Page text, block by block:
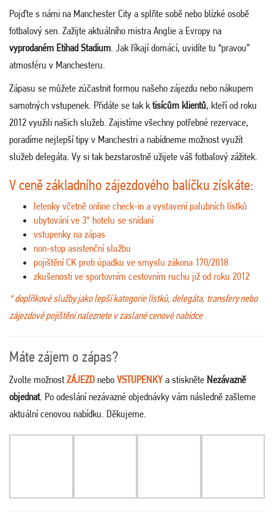
Pojďte s námi na Manchester City a splňte sobě nebo blízké osobě
fotbalový sen. Zažijte aktuálního mistra Anglie a Evropy na
vyprodaném Etihad Stadium. Jak říkají domácí, uvidíte tu “pravou”
atmosféru v Manchesteru.
Zápasu se můžete zúčastnit formou našeho zájezdu nebo nákupem
samotných vstupenek. Přidáte se tak ktisícům klientů, kteří od roku
2012 využili našich služeb. Zajistíme všechny potřebné rezervace,
poradíme nejlepší tipy v Manchestri a nabídneme možnost využít
služeb delegáta. Vy si tak bezstarostně užijete váš fotbalový zážitek.
V ceně základního zájezdového balíčku získáte:
letenky včetně online check-in a vystavení palubních lístků
ubytování ve 3* hotelu se snídaní
vstupenky na zápas
non-stop asistenční službu
pojištění CK proti úpadku ve smyslu zákona 170/2018
zkušenosti ve sportovním cestovním ruchu již od roku 2012
* doplňkové služby jako lepší kategorie lístků, delegáta, transfery nebo
zájezdové pojištění naleznete v zaslané cenové nabídce
Máte zájem o zápas?
Zvolte možnost ZÁJEZD nebo VSTUPENKY a stiskněte Nezávazně
objednat. Po odeslání nezávazné objednávky vám následně zašleme
aktuální cenovou nabídku. Děkujeme.